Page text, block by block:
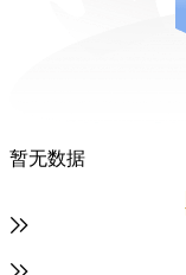
暂无数据